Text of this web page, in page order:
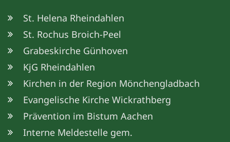
St. Helena Rheindahlen
St. Rochus Broich-Peel
Grabeskirche Günhoven
KjG Rheindahlen
Kirchen in der Region Mönchengladbach
Evangelische Kirche Wickrathberg
Prävention im Bistum Aachen
Interne Meldestelle gem.